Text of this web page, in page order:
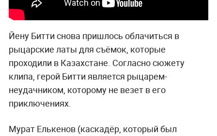
Йену Битти снова пришлось облачиться в
рыцарские латы для съёмок, которые
проходили в Казахстане. Согласно сюжету
клипа, герой Битти является рыцарем-
неудачником, которому не везет в его
приключениях.
Мурат Елькенов (каскадёр, который был